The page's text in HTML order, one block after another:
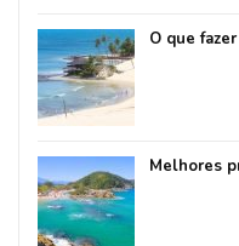
O que
Melhores